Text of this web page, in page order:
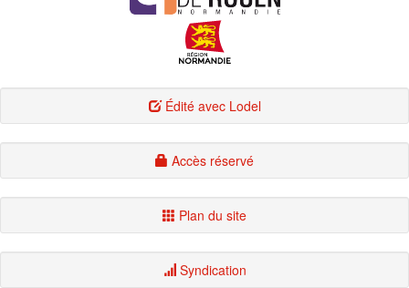
Édité avec Lodel
Accès réservé
Plan du site
Syndication